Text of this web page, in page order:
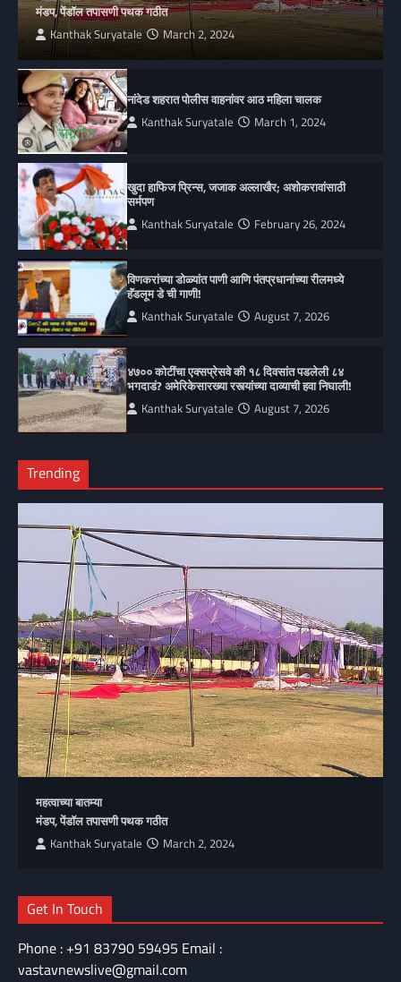
मंडप, पेंडॉल तपासणी पथक गठीत
Kanthak Suryatale March 2, 2024
नांदेड शहरात पोलीस वाहनांवर आठ महिला चालक
Kanthak Suryatale March 1, 2024
खुदा हाफिज प्रिन्स, जजाक अल्लाखैर; अशोकरावांसाठी
सर्मपण
Kanthak Suryatale February 26, 2024
विणकरांच्या डोळ्यांत पाणी आणि पंतप्रधानांच्या रीलमध्ये
हॅंडलूम डे ची गाणी!
Kanthak Suryatale August 7, 2026
४७०० कोटींचा एक्सप्रेसवे की १८ दिवसांत पडलेली ८४
भगदाडं? अमेरिकेसारख्या रस्त्यांच्या दाव्याची हवा निघाली!
Kanthak Suryatale August 7, 2026
Trending
महत्वाच्या बातम्या
मंडप, पेंडॉल तपासणी पथक गठीत
Kanthak Suryatale March 2, 2024
Get In Touch
Phone : +91 83790 59495 Email :
vastavnewslive@gmail.com